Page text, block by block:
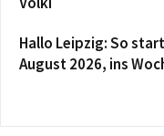
Hallo Leipzig: So
August 2026, ins